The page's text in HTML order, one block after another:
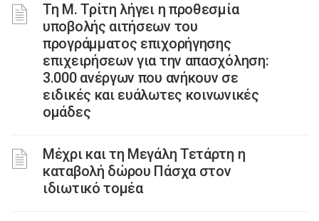
Τη Μ. Τρίτη λήγει η προθεσμία
υποβολής αιτήσεων του
προγράμματος επιχορήγησης
επιχειρήσεων για την απασχόληση:
3.000 ανέργων που ανήκουν σε
ειδικές και ευάλωτες κοινωνικές
ομάδες
Μέχρι και τη Μεγάλη Τετάρτη η
καταβολή δώρου Πάσχα στον
ιδιωτικό τομέα